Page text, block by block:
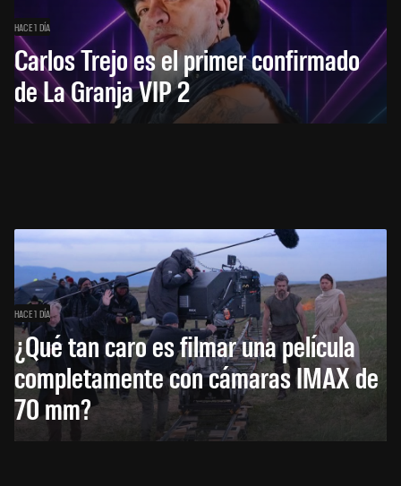
HACE 1 DÍA
Carlos Trejo es el primer confirmado
de La Granja VIP 2
HACE 1 DÍA
¿Qué tan caro es filmar una película
completamente con cámaras IMAX de
70 mm?